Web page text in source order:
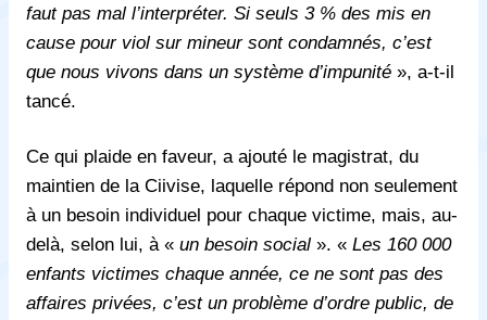
faut pas mal l’interpréter. Si seuls 3 % des mis en
cause pour viol sur mineur sont condamnés, c’est
que nous vivons dans un système d’impunité », a-t-il
tancé.
Ce qui plaide en faveur, a ajouté le magistrat, du
maintien de la Ciivise, laquelle répond non seulement
à un besoin individuel pour chaque victime, mais, au-
delà, selon lui, à « un besoin social ». « Les 160 000
enfants victimes chaque année, ce ne sont pas des
affaires privées, c’est un problème d’ordre public, de